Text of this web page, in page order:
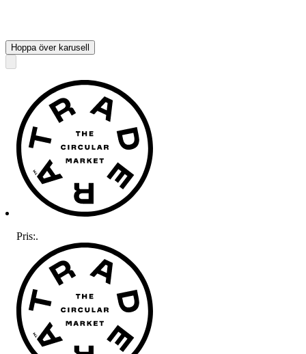
Hoppa över karusell
Pris:.